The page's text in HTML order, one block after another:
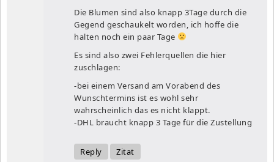
Die Blumen sind also knapp 3Tage durch die
Gegend geschaukelt worden, ich hoffe die
halten noch ein paar Tage
Es sind also zwei Fehlerquellen die hier
zuschlagen:
-bei einem Versand am Vorabend des
Wunschtermins ist es wohl sehr
wahrscheinlich das es nicht klappt.
-DHL braucht knapp 3 Tage für die Zustellung
Reply Zitat